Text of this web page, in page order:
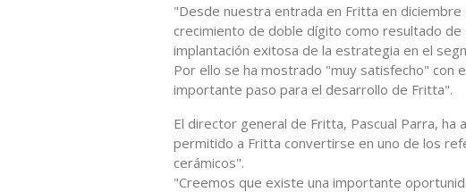
"Desde nuestra entrada en Fritta en
crecimiento de doble dígito como resultado de
implantación exitosa de la estrategia en el
Por ello se ha mostrado "muy satisfecho" con
importante paso para el desarrollo de Fritta".
El director general de Fritta, Pascual Parra, ha
permitido a Fritta convertirse en uno de los
cerámicos".
"Creemos que existe una importante